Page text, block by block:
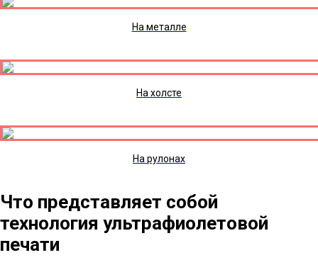
На металле
На холсте
На рулонах
Что представляет собой
технология ультрафиолетовой
печати